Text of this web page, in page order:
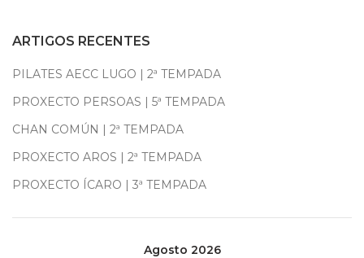
ARTIGOS RECENTES
PILATES AECC LUGO | 2ª TEMPADA
PROXECTO PERSOAS | 5ª TEMPADA
CHAN COMÚN | 2ª TEMPADA
PROXECTO AROS | 2ª TEMPADA
PROXECTO ÍCARO | 3ª TEMPADA
Agosto 2026